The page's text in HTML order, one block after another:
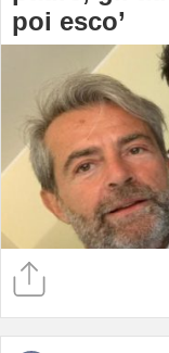
poi esco’